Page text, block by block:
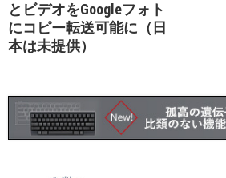
とビデオをGoogleフォト
にコピー転送可能に（日
本は未提供）